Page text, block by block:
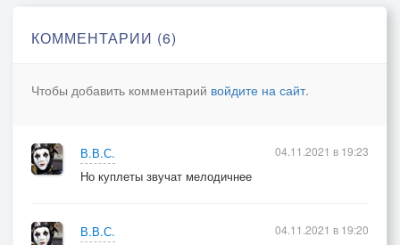
Снимая бремя доброй силы.
Пытаясь постоянно обновить,
Отыскаться в бездонной пещере.
Невозможно объять.
КОММЕНТАРИИ (6)
Чтобы добавить комментарий войдите на сайт.
В.В.С.
Но куплеты звучат мелодичнее
04.11.2021 в 19:23
В.В.С.
04.11.2021 в 19:20